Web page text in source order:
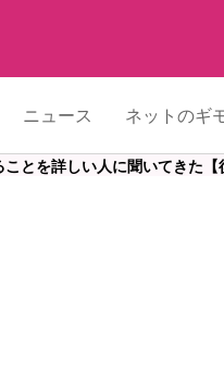
ニュース ネットのギ
とを詳しい人に聞いてきた【